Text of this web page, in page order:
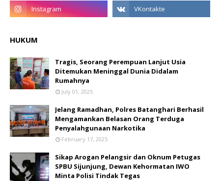
HUKUM
Tragis, Seorang Perempuan Lanjut Usia
Ditemukan Meninggal Dunia Didalam
Rumahnya
July 01, 2025
Jelang Ramadhan, Polres Batanghari Berhasil
Mengamankan Belasan Orang Terduga
Penyalahgunaan Narkotika
February 17, 2025
Sikap Arogan Pelangsir dan Oknum Petugas
SPBU Sijunjung, Dewan Kehormatan IWO
Minta Polisi Tindak Tegas